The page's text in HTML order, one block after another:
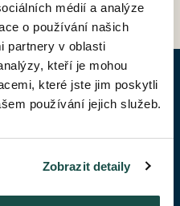
médií a analýze
o používání našich
partnery v oblasti
kteří je mohou
které jste jim poskytli
používání jejich služeb.
Zobrazit detaily
BYT